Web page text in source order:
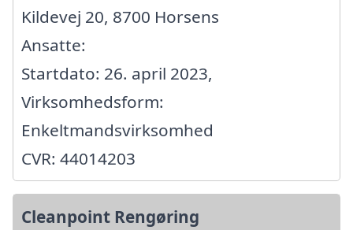
Kildevej 20, 8700 Horsens
Ansatte:
Startdato: 26. april 2023,
Virksomhedsform:
Enkeltmandsvirksomhed
CVR: 44014203
Cleanpoint Rengøring